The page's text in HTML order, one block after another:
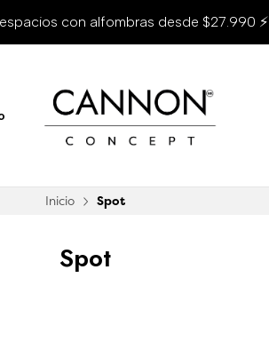
con alfombras desde $27.990 ⚡
Inicio Spot
Spot